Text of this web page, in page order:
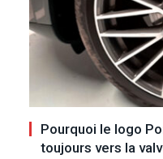
Pourquoi le logo
toujours vers la